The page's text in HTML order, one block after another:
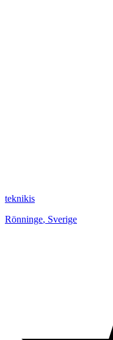
teknikis
Rönninge, Sverige